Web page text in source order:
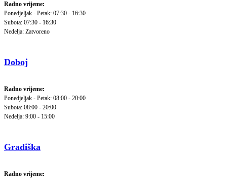
Radno vrijeme:
Ponedjeljak - Petak: 07:30 - 16:30
Subota: 07:30 - 16:30
Nedelja: Zatvoreno
Doboj
Radno vrijeme:
Ponedjeljak - Petak: 08:00 - 20:00
Subota: 08:00 - 20:00
Nedelja: 9:00 - 15:00
Gradiška
Radno vrijeme: